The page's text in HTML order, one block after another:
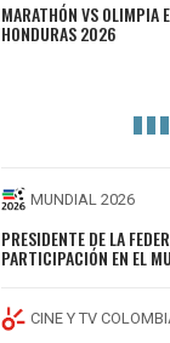
MARATHÓN VS OLIMPIA
HONDURAS 2026
MUNDIAL 2026
PRESIDENTE DE LA
PARTICIPACIÓN EN EL
CINE Y TV